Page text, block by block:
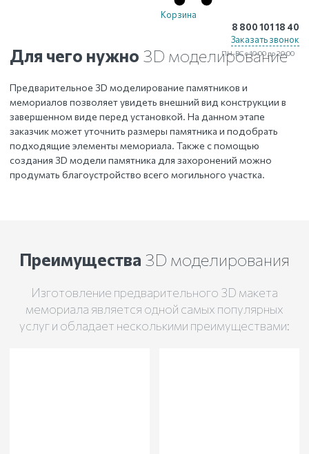
Корзина
8 800 101 18 40
Заказать звонок
ПН-ВС с 10:00 до 20:00
Для чего нужно 3D моделирование
Предварительное 3D моделирование памятников и
мемориалов позволяет увидеть внешний вид конструкции в
завершенном виде перед установкой. На данном этапе
заказчик может уточнить размеры памятника и подобрать
подходящие элементы мемориала. Также с помощью
создания 3D модели памятника для захоронений можно
продумать благоустройство всего могильного участка.
Преимущества 3D моделирования
Изготовление предварительного 3D макета
мемориала является одной самых популярных
услуг и обладает несколькими преимуществами: